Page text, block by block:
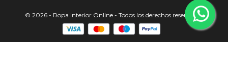
© 2026 - Ropa Interior Online - Todos los derechos reservados